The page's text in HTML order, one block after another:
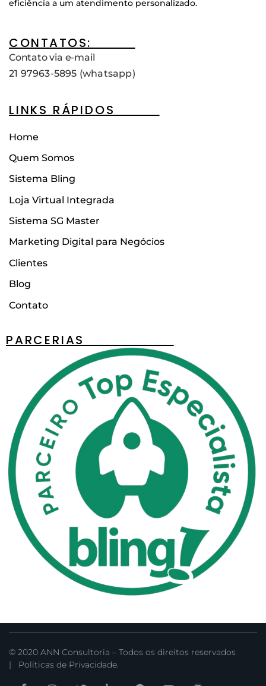
eficiência a um atendimento personalizado.
CONTATOS:____
Contato via e-mail
21 97963-5895 (whatsapp)
LINKS RÁPIDOS____
Home
Quem Somos
Sistema Bling
Loja Virtual Integrada
Sistema SG Master
Marketing Digital para Negócios
Clientes
Blog
Contato
PARCERIAS________
© 2020 ANN Consultoria – Todos os direitos reservados
| Políticas de Privacidade.